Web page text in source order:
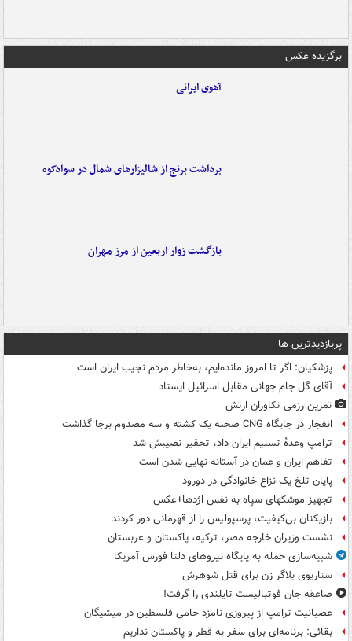
برگزیده عکس
آهوی ایرانی
برداشت برنج از شالیزارهای شمال در سوادکوه
بازگشت زوار اربعین از مرز مهران
پربازدیدترین ها
پزشکیان: اگر تا امروز مانده‌ایم، به‌خاطر مردم نجیب ایران است
آقای گل جام جهانی مقابل اسرائیل ایستاد
تمرین رزمی تکاوران ارتش
انفجار در جایگاه CNG صحنه یک کشته و سه مصدوم برجا گذاشت
ترامپ وعدۀ تسلیم ایران داد، تحقیر نصیبش شد
تفاهم ایران و عمان در آستانه نهایی شدن است
پایان تلخ یک نزاع خانوادگی در دورود
تجهیز موشکهای سپاه به نفس اژدها+عکس
بازیکنان بی‌کیفیت، پرسپولیس را از قهرمانی دور کردند
نشست وزیران خارجه مصر، ترکیه، پاکستان و عربستان
شبیه‌سازی حمله به پایگاه نیروهای دلتا فورس آمریکا
سناریوی بلاگر زن برای قتل شوهرش
صاعقه جان فوتبالیست تایلندی را گرفت!
عصبانیت ترامپ از پیروزی نامزد حامی فلسطین در میشیگان
بقائی: برنامه‌ای برای سفر به قطر و پاکستان نداریم